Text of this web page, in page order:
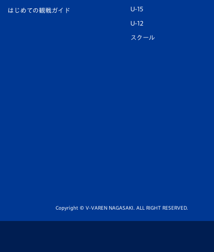
はじめての観戦ガイド U-15
U-12
スクール
Copyright © V-VAREN NAGASAKI. ALL RIGHT RESERVED.